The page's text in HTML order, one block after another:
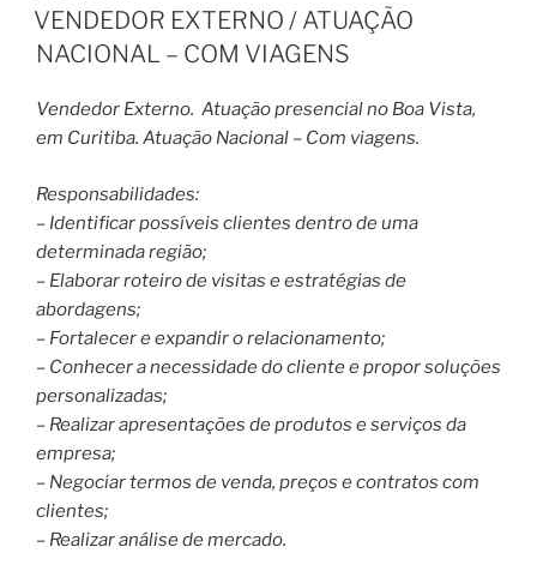
EM
VENDEDOR EXTERNO / ATUAÇÃO
NACIONAL – COM VIAGENS
Vendedor Externo. Atuação presencial no Boa Vista,
em Curitiba. Atuação Nacional – Com viagens.
Responsabilidades:
– Identificar possíveis clientes dentro de uma
determinada região;
– Elaborar roteiro de visitas e estratégias de
abordagens;
– Fortalecer e expandir o relacionamento;
– Conhecer a necessidade do cliente e propor soluções
personalizadas;
– Realizar apresentações de produtos e serviços da
empresa;
– Negociar termos de venda, preços e contratos com
clientes;
– Realizar análise de mercado.